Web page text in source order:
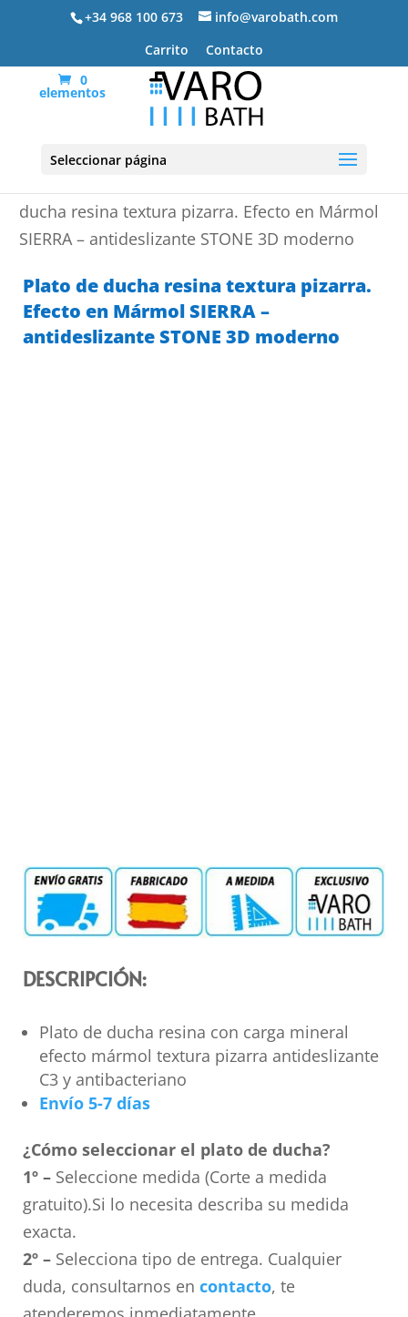
+34 968 100 673
info@varobath.com
Carrito
Contacto
0
elementos
Seleccionar página
ducha resina textura pizarra. Efecto en Mármol
SIERRA – antideslizante STONE 3D moderno
Plato de ducha resina textura pizarra.
Efecto en Mármol SIERRA –
antideslizante STONE 3D moderno
DESCRIPCIÓN:
Plato de ducha resina con carga mineral
efecto mármol textura pizarra antideslizante
C3 y antibacteriano
Envío 5-7 días
¿Cómo seleccionar el plato de ducha?
1º –Seleccione medida (Corte a medida
gratuito).Si lo necesita describa su medida
exacta.
2º –Selecciona tipo de entrega. Cualquier
duda, consultarnos en contacto, te